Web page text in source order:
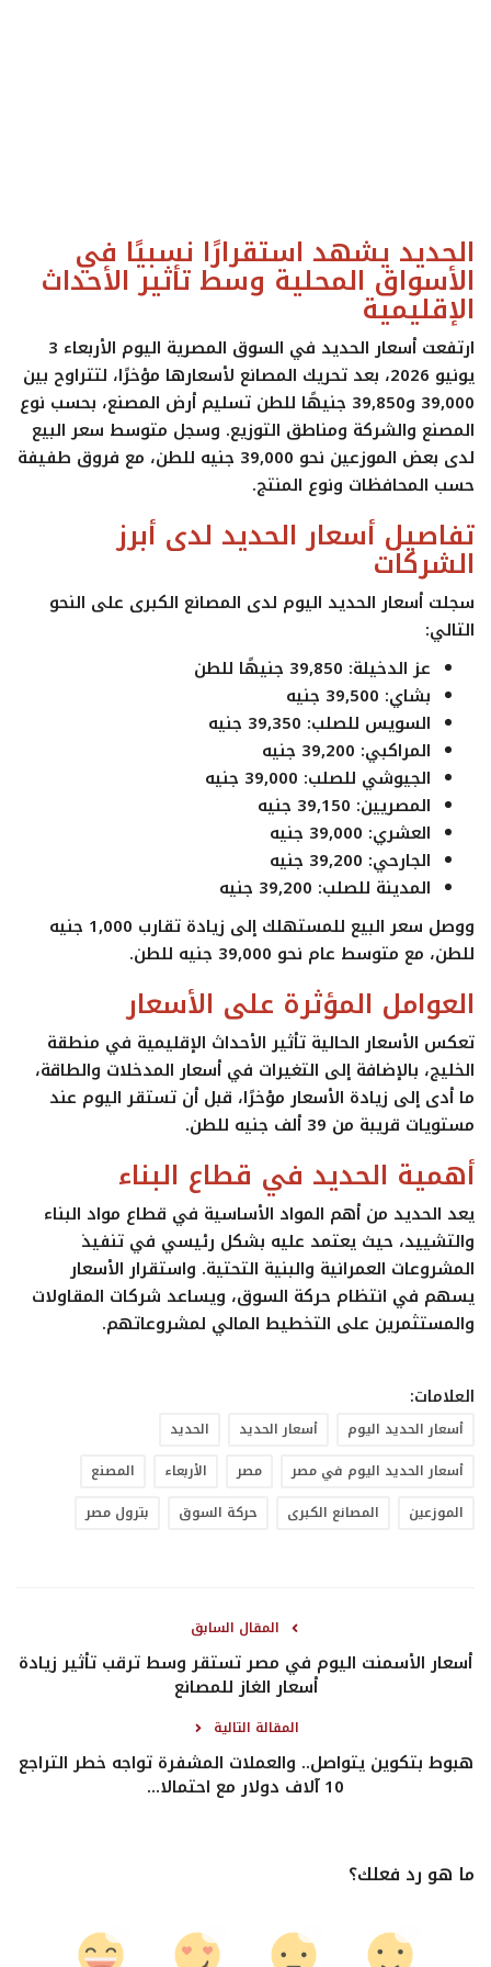
الحديد يشهد استقرارًا نسبيًا في
الأسواق المحلية وسط تأثير الأحداث
الإقليمية
ارتفعت أسعار الحديد في السوق المصرية اليوم الأربعاء 3
يونيو 2026، بعد تحريك المصانع لأسعارها مؤخرًا، لتتراوح بين
39,000 و39,850 جنيهًا للطن تسليم أرض المصنع، بحسب نوع
المصنع والشركة ومناطق التوزيع. وسجل متوسط سعر البيع
لدى بعض الموزعين نحو 39,000 جنيه للطن، مع فروق طفيفة
حسب المحافظات ونوع المنتج.
تفاصيل أسعار الحديد لدى أبرز
الشركات
سجلت أسعار الحديد اليوم لدى المصانع الكبرى على النحو
التالي:
عز الدخيلة: 39,850 جنيهًا للطن
بشاي: 39,500 جنيه
السويس للصلب: 39,350 جنيه
المراكبي: 39,200 جنيه
الجيوشي للصلب: 39,000 جنيه
المصريين: 39,150 جنيه
العشري: 39,000 جنيه
الجارحي: 39,200 جنيه
المدينة للصلب: 39,200 جنيه
ووصل سعر البيع للمستهلك إلى زيادة تقارب 1,000 جنيه
للطن، مع متوسط عام نحو 39,000 جنيه للطن.
العوامل المؤثرة على الأسعار
تعكس الأسعار الحالية تأثير الأحداث الإقليمية في منطقة
الخليج، بالإضافة إلى التغيرات في أسعار المدخلات والطاقة،
ما أدى إلى زيادة الأسعار مؤخرًا، قبل أن تستقر اليوم عند
مستويات قريبة من 39 ألف جنيه للطن.
أهمية الحديد في قطاع البناء
يعد الحديد من أهم المواد الأساسية في قطاع مواد البناء
والتشييد، حيث يعتمد عليه بشكل رئيسي في تنفيذ
المشروعات العمرانية والبنية التحتية. واستقرار الأسعار
يسهم في انتظام حركة السوق، ويساعد شركات المقاولات
والمستثمرين على التخطيط المالي لمشروعاتهم.
العلامات:
أسعار الحديد اليوم أسعار الحديد
الحديد
أسعار الحديد اليوم في مصر
مصر الأربعاء
المصنع
الموزعين
المصانع الكبرى حركة السوق بترول مصر
المقال السابق
أسعار الأسمنت اليوم في مصر تستقر وسط ترقب تأثير زيادة
أسعار الغاز للمصانع
المقالة التالية
هبوط بتكوين يتواصل.. والعملات المشفرة تواجه خطر التراجع
10 آلاف دولار مع احتمالا...
ما هو رد فعلك؟